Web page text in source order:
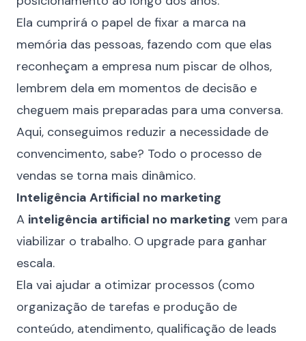
Ela cumprirá o papel de fixar a marca na
memória das pessoas, fazendo com que elas
reconheçam a empresa num piscar de olhos,
lembrem dela em momentos de decisão e
cheguem mais preparadas para uma conversa.
Aqui, conseguimos reduzir a necessidade de
convencimento, sabe? Todo o processo de
vendas se torna mais dinâmico.
Inteligência Artificial no marketing
A inteligência artificial no marketing vem para
viabilizar o trabalho. O upgrade para ganhar
escala.
Ela vai ajudar a otimizar processos (como
organização de tarefas e produção de
conteúdo, atendimento, qualificação de leads